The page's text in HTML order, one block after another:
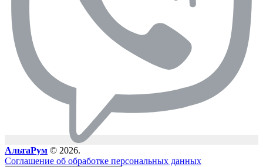
АльтаРум © 2026.
Соглашение об обработке персональных данных